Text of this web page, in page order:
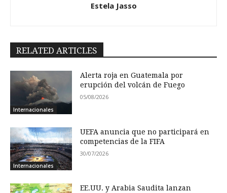
Estela Jasso
RELATED ARTICLES
Internacionales
Alerta roja en Guatemala por
erupción del volcán de Fuego
05/08/2026
Internacionales
UEFA anuncia que no participará en
competencias de la FIFA
30/07/2026
EE.UU. y Arabia Saudita lanzan